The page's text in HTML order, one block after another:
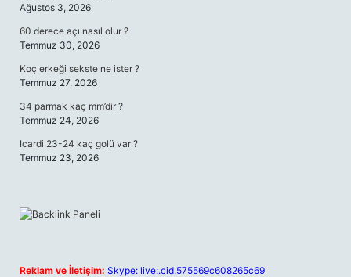
Ağustos 3, 2026
60 derece açı nasıl olur ?
Temmuz 30, 2026
Koç erkeği sekste ne ister ?
Temmuz 27, 2026
34 parmak kaç mm’dir ?
Temmuz 24, 2026
Icardi 23-24 kaç golü var ?
Temmuz 23, 2026
Reklam ve İletişim: Skype: live:.cid.575569c608265c69